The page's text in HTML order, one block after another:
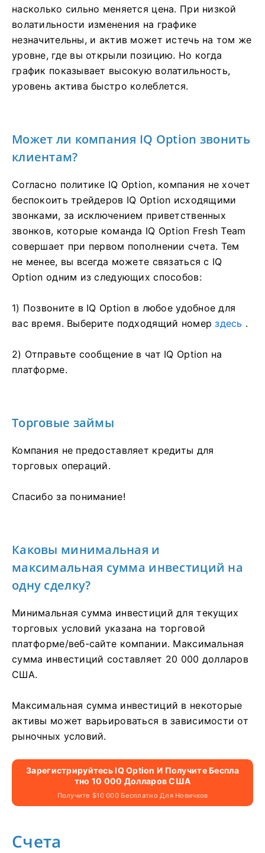
насколько сильно меняется цена. При низкой
волатильности изменения на графике
незначительны, и актив может истечь на том же
уровне, где вы открыли позицию. Но когда
график показывает высокую волатильность,
уровень актива быстро колеблется.
Может ли компания IQ Option звонить
клиентам?
Согласно политике IQ Option, компания не хочет
беспокоить трейдеров IQ Option исходящими
звонками, за исключением приветственных
звонков, которые команда IQ Option Fresh Team
совершает при первом пополнении счета. Тем
не менее, вы всегда можете связаться с IQ
Option одним из следующих способов:
1) Позвоните в IQ Option в любое удобное для
вас время. Выберите подходящий номерздесь .
2) Отправьте сообщение в чат IQ Option на
платформе.
Торговые займы
Компания не предоставляет кредиты для
торговых операций.
Спасибо за понимание!
Каковы минимальная и
максимальная сумма инвестиций на
одну сделку?
Минимальная сумма инвестиций для текущих
торговых условий указана на торговой
платформе/веб-сайте компании. Максимальная
сумма инвестиций составляет 20 000 долларов
США.
Максимальная сумма инвестиций в некоторые
активы может варьироваться в зависимости от
рыночных условий.
Зарегистрируйтесь IQ Option И Получите Беспла
Тно 10 000 Долларов США
Получите $10 000 Бесплатно Для Новичков
Счета